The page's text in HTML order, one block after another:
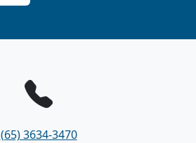
(65) 3634-3470